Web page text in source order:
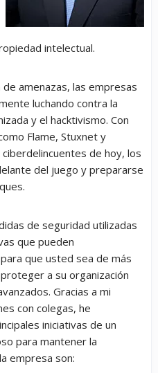
intelectual.
amenazas, las empresas
luchando contra la
y el hacktivismo. Con
Flame, Stuxnet y
de hoy, los
del juego y prepararse
de seguridad utilizadas
que pueden
que usted sea de más
a su organización
Gracias a mi
con colegas, he
iniciativas de un
para mantener la
empresa son: